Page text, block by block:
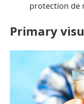
protection de
Primary